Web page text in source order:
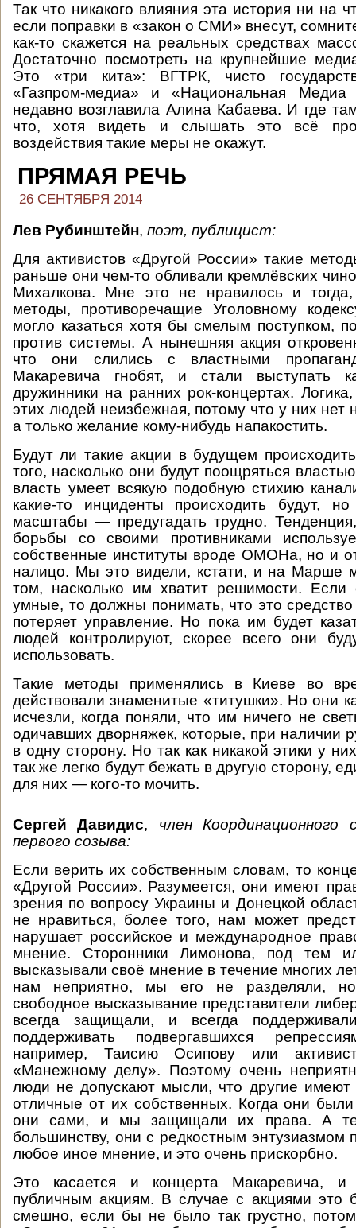
Так что никакого влияния эта история ни на
если поправки в «закон о СМИ» внесут,
как-то скажется на реальных средствах
Достаточно посмотреть на крупнейшие
Это «три кита»: ВГТРК, чисто
«Газпром-медиа» и «Национальная Медиа
недавно возглавила Алина Кабаева. И где
что, хотя видеть и слышать это всё
воздействия такие меры не окажут.
ПРЯМАЯ РЕЧЬ
26 СЕНТЯБРЯ 2014
Лев Рубинштейн, поэт, публицист:
Для активистов «Другой России» такие
раньше они чем-то обливали кремлёвских
Михалкова. Мне это не нравилось и
методы, противоречащие Уголовному
могло казаться хотя бы смелым поступком,
против системы. А нынешняя акция
что они слились с властными
Макаревича гнобят, и стали выступать
дружинники на ранних рок-концертах.
этих людей неизбежная, потому что у них нет
а только желание кому-нибудь напакостить.
Будут ли такие акции в будущем
того, насколько они будут поощряться
власть умеет всякую подобную стихию
какие-то инциденты происходить будут,
масштабы — предугадать трудно.
борьбы со своими противниками
собственные институты вроде ОМОНа, но и
налицо. Мы это видели, кстати, и на Марше
том, насколько им хватит решимости. Если
умные, то должны понимать, что это
потеряет управление. Но пока им будет
людей контролируют, скорее всего они
использовать.
Такие методы применялись в Киеве во
действовали знаменитые «титушки». Но они
исчезли, когда поняли, что им ничего не
одичавших дворняжек, которые, при наличии
в одну сторону. Но так как никакой этики у
так же легко будут бежать в другую сторону,
для них — кого-то мочить.
Сергей Давидис, член Координационного
первого созыва:
Если верить их собственным словам, то
«Другой России». Разумеется, они имеют
зрения по вопросу Украины и Донецкой
не нравиться, более того, нам может
нарушает российское и международное
мнение. Сторонники Лимонова, под тем
высказывали своё мнение в течение многих
нам неприятно, мы его не разделяли,
свободное высказывание представители
всегда защищали, и всегда
поддерживать подвергавшихся
например, Таисию Осипову или
«Манежному делу». Поэтому очень
люди не допускают мысли, что другие имеют
отличные от их собственных. Когда они
они сами, и мы защищали их права. А
большинству, они с редкостным энтузиазмом
любое иное мнение, и это очень прискорбно.
Это касается и концерта Макаревича,
публичным акциям. В случае с акциями это
смешно, если бы не было так грустно,